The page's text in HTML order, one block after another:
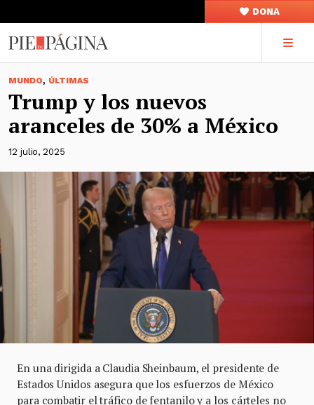
DONA
MUNDO, ÚLTIMAS
Trump y los nuevos
aranceles de 30% a México
12 julio, 2025
En una dirigida a Claudia Sheinbaum, el presidente de
Estados Unidos asegura que los esfuerzos de México
para combatir el tráfico de fentanilo y a los cárteles no